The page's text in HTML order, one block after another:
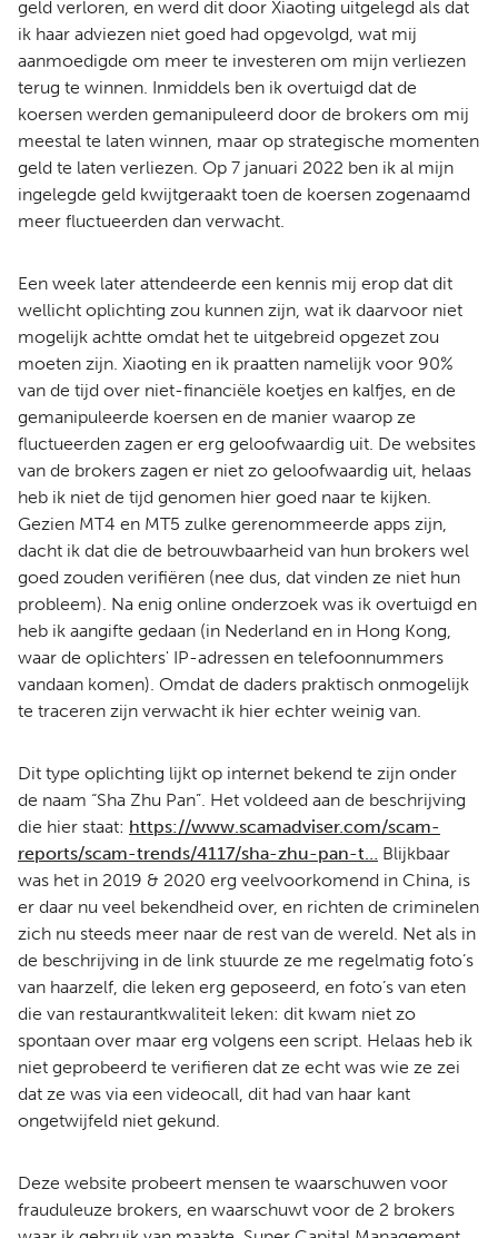
geld verloren, en werd dit door Xiaoting uitgelegd als dat
ik haar adviezen niet goed had opgevolgd, wat mij
aanmoedigde om meer te investeren om mijn verliezen
terug te winnen. Inmiddels ben ik overtuigd dat de
koersen werden gemanipuleerd door de brokers om mij
meestal te laten winnen, maar op strategische momenten
geld te laten verliezen. Op 7 januari 2022 ben ik al mijn
ingelegde geld kwijtgeraakt toen de koersen zogenaamd
meer fluctueerden dan verwacht.
Een week later attendeerde een kennis mij erop dat dit
wellicht oplichting zou kunnen zijn, wat ik daarvoor niet
mogelijk achtte omdat het te uitgebreid opgezet zou
moeten zijn. Xiaoting en ik praatten namelijk voor 90%
van de tijd over niet-financiële koetjes en kalfjes, en de
gemanipuleerde koersen en de manier waarop ze
fluctueerden zagen er erg geloofwaardig uit. De websites
van de brokers zagen er niet zo geloofwaardig uit, helaas
heb ik niet de tijd genomen hier goed naar te kijken.
Gezien MT4 en MT5 zulke gerenommeerde apps zijn,
dacht ik dat die de betrouwbaarheid van hun brokers wel
goed zouden verifiëren (nee dus, dat vinden ze niet hun
probleem). Na enig online onderzoek was ik overtuigd en
heb ik aangifte gedaan (in Nederland en in Hong Kong,
waar de oplichters' IP-adressen en telefoonnummers
vandaan komen). Omdat de daders praktisch onmogelijk
te traceren zijn verwacht ik hier echter weinig van.
Dit type oplichting lijkt op internet bekend te zijn onder
de naam “Sha Zhu Pan”. Het voldeed aan de beschrijving
die hier staat: https://www.scamadviser.com/scam-
reports/scam-trends/4117/sha-zhu-pan-t… Blijkbaar
was het in 2019 & 2020 erg veelvoorkomend in China, is
er daar nu veel bekendheid over, en richten de criminelen
zich nu steeds meer naar de rest van de wereld. Net als in
de beschrijving in de link stuurde ze me regelmatig foto’s
van haarzelf, die leken erg geposeerd, en foto’s van eten
die van restaurantkwaliteit leken: dit kwam niet zo
spontaan over maar erg volgens een script. Helaas heb ik
niet geprobeerd te verifieren dat ze echt was wie ze zei
dat ze was via een videocall, dit had van haar kant
ongetwijfeld niet gekund.
Deze website probeert mensen te waarschuwen voor
frauduleuze brokers, en waarschuwt voor de 2 brokers